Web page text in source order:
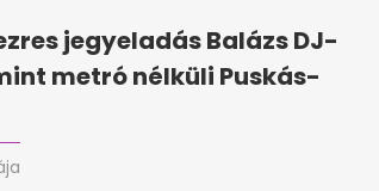
jegyeladás Balázs DJ-
metró nélküli Puskás-